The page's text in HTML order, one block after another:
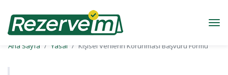
Ana Sayfa Yasal Kişisel Verilerin Korunması Başvuru Formu